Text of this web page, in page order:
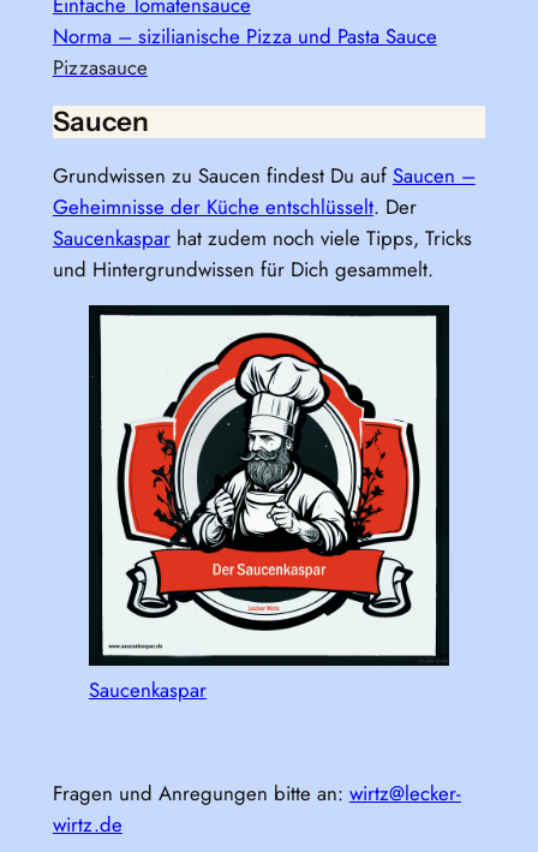
Norma – sizilianische Pizza und Pasta Sauce
Pizzasauce
Saucen
Grundwissen zu Saucen findest Du auf Saucen –
Geheimnisse der Küche entschlüsselt. Der
Saucenkasparhat zudem noch viele Tipps, Tricks
und Hintergrundwissen für Dich gesammelt.
Saucenkaspar
Fragen und Anregungen bitte an: wirtz@lecker-
wirtz.de